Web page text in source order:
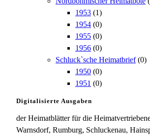
1953 (1)
1954 (0)
1955 (0)
1956 (0)
Schluck`sche Heimatbrief (0)
1950 (0)
1951 (0)
Digitalisierte Ausgaben
der Heimatblätter für die
Warnsdorf, Rumburg, Schluckenau,